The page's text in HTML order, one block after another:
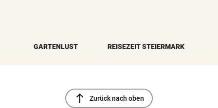
GARTENLUST REISEZEIT STEIERMARK
north Zurück nach oben